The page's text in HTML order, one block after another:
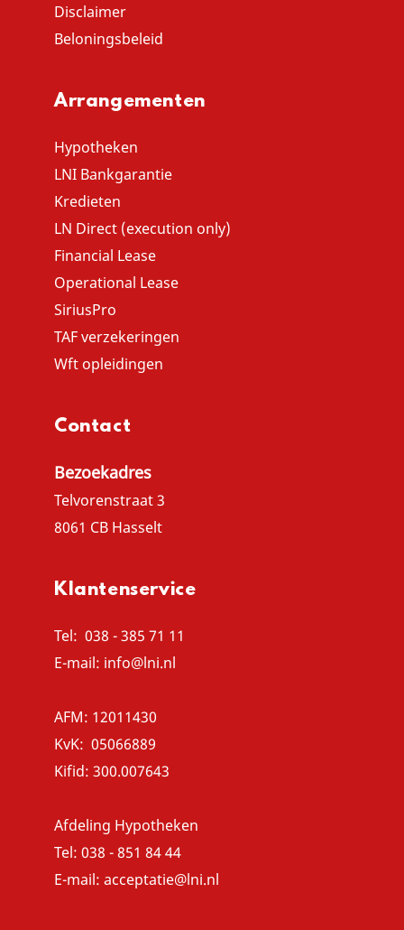
Disclaimer
Beloningsbeleid
Arrangementen
Hypotheken
LNI Bankgarantie
Kredieten
LN Direct (execution only)
Financial Lease
Operational Lease
SiriusPro
TAF verzekeringen
Wft opleidingen
Contact
Bezoekadres
Telvorenstraat 3
8061 CB Hasselt
Klantenservice
Tel: 038 - 385 71 11
E-mail: info@lni.nl
AFM: 12011430
KvK: 05066889
Kifid: 300.007643
Afdeling Hypotheken
Tel: 038 - 851 84 44
E-mail: acceptatie@lni.nl